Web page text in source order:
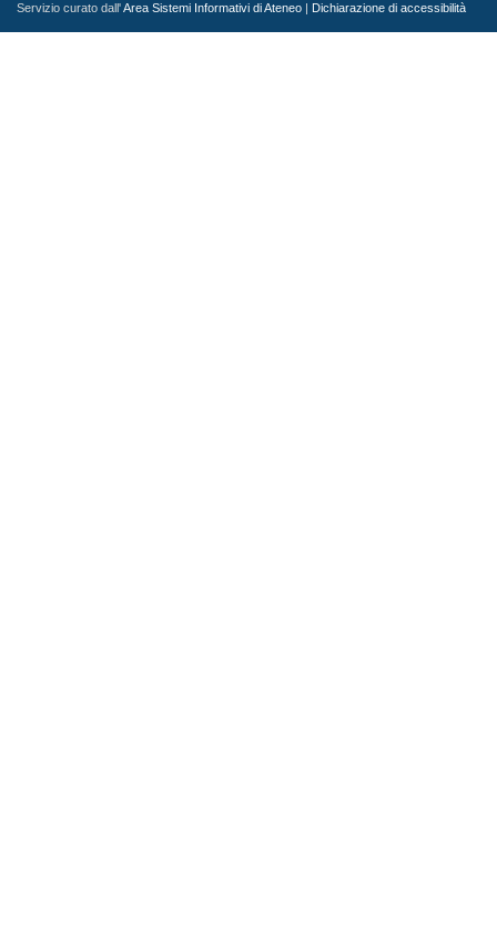
Servizio curato dall'Area Sistemi Informativi di Ateneo Dichiarazione di accessibilità